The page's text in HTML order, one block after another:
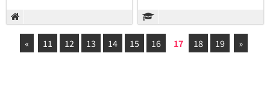
« 11 12 13 14 15 16 17 18 19 »